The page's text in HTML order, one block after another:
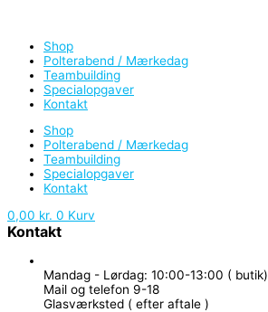
Shop
Polterabend / Mærkedag
Teambuilding
Specialopgaver
Kontakt
Shop
Polterabend / Mærkedag
Teambuilding
Specialopgaver
Kontakt
0,00 kr. 0 Kurv
Kontakt
Mandag - Lørdag: 10:00-13:00 ( butik)
Mail og telefon 9-18
Glasværksted ( efter aftale )